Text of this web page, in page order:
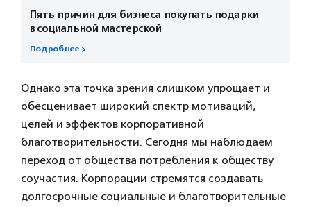
Пять причин для бизнеса покупать подарки
в социальной мастерской
Подробнее
Однако эта точка зрения слишком упрощает и
обесценивает широкий спектр мотиваций,
целей и эффектов корпоративной
благотворительности. Сегодня мы наблюдаем
переход от общества потребления к обществу
соучастия. Корпорации стремятся создавать
долгосрочные социальные и благотворительные